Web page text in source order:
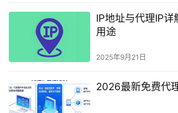
IP地址与代理IP
用途
2025年9月21日
2026最新免费代